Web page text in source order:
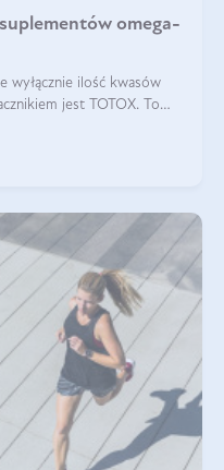
omega-
wyłącznie ilość kwasów
jest TOTOX. To